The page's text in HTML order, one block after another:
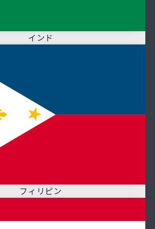
インド
フィリピン